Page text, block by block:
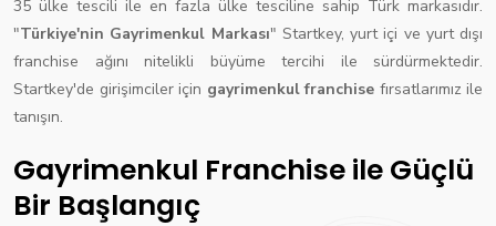
35 ülke tescili ile en fazla ülke tesciline sahip Türk markasıdır.
"Türkiye'nin Gayrimenkul Markası" Startkey, yurt içi ve yurt dışı
franchise ağını nitelikli büyüme tercihi ile sürdürmektedir.
Startkey'de girişimciler için gayrimenkul franchise fırsatlarımız ile
tanışın.
Gayrimenkul Franchise ile Güçlü
Bir Başlangıç